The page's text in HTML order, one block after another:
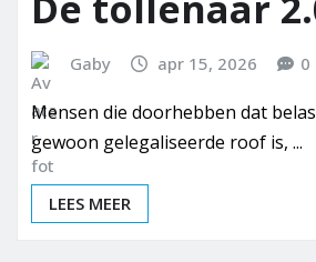
Gaby apr 15, 2026 0
Mensen die doorhebben dat
gewoon gelegaliseerde roof is, ...
LEES MEER